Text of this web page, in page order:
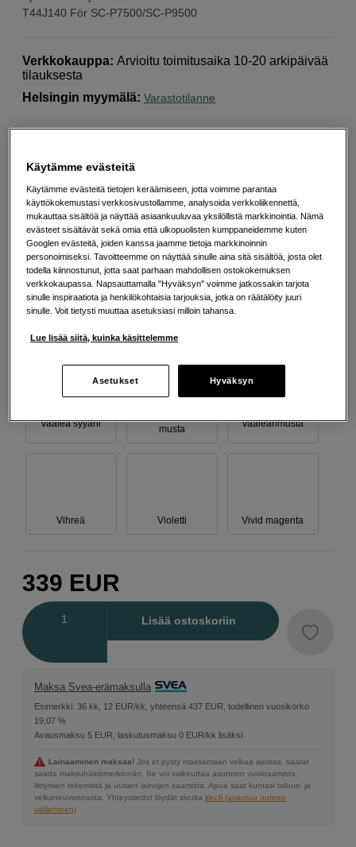
T44J140 För SC-P7500/SC-P9500
Verkkokauppa: Arvioitu toimitusaika 10-20 arkipäivää
tilauksesta
Helsingin myymälä: Varastotilanne
Keltainen Matta musta Oranssi
Vaalea syyani
Vaalean vaalea
musta
Vaaleanmusta
Vihreä Violetti Vivid magenta
339 EUR
Lisää ostoskoriin
Maksa Svea-erämaksulla
Esimerkki: 36 kk, 12 EUR/kk, yhteensä 437 EUR, todellinen vuosikorko
19,07 %
Avausmaksu 5 EUR, laskutusmaksu 0 EUR/kk lisäksi
Lainaaminen maksaa! Jos et pysty maksamaan velkaa ajoissa, saatat
saada maksuhäiriömerkinnän. Se voi vaikeuttaa asunnon vuokraamista,
liittymien tekemistä ja uusien lainojen saamista. Apua saat kuntasi talous- ja
velkaneuvonnasta. Yhteystiedot löydät sivulta kkv.fi (avautuu uuteen
välilehteen)
Käytämme evästeitä
Käytämme evästeitä tietojen keräämiseen, jotta voimme parantaa
käyttökokemustasi verkkosivustollamme, analysoida verkkoliikennettä,
mukauttaa sisältöä ja näyttää asiaankuuluvaa yksilöllistä markkinointia. Nämä
evästeet sisältävät sekä omia että ulkopuolisten kumppaneidemme kuten
Googlen evästeitä, joiden kanssa jaamme tietoja markkinoinnin
personoimiseksi. Tavoitteemme on näyttää sinulle aina sitä sisältöä, josta olet
todella kiinnostunut, jotta saat parhaan mahdollisen ostokokemuksen
verkkokaupassa. Napsauttamalla "Hyväksyn" voimme jatkossakin tarjota
sinulle inspiraatiota ja henkilökohtaisia tarjouksia, jotka on räätälöity juuri
sinulle. Voit tietysti muuttaa asetuksiasi milloin tahansa.
Lue lisää siitä, kuinka käsittelemme
Asetukset Hyväksyn